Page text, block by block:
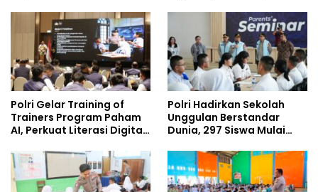
Policing Masuki Babak
Polri Gelar Training of
Trainers Program Paham
AI, Perkuat Literasi Digital
Polri Hadirkan Sekolah
Unggulan Berstandar
Dunia, 297 Siswa Mulai